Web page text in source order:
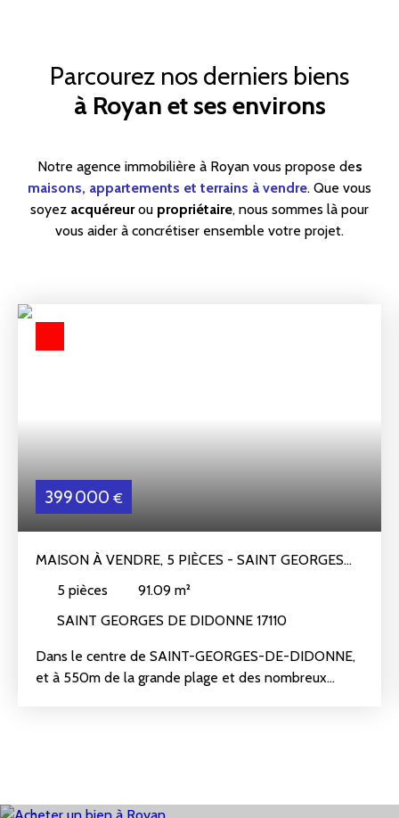
Parcourez nos derniers biens
à Royan et ses environs
Notre agence immobilière à Royan vous propose des
maisons, appartements et terrains à vendre. Que vous
soyez acquéreurou propriétaire, nous sommes là pour
vous aider à concrétiser ensemble votre projet.
399 000 €
MAISON À VENDRE, 5 PIÈCES - SAINT GEORGES
DE DIDONNE 17110
5 pièces 91.09 m²
SAINT GEORGES DE DIDONNE 17110
Dans le centre de SAINT-GEORGES-DE-DIDONNE,
et à 550m de la grande plage et des nombreux
cuisine, chambre 1 avec salle d'eau et wc. A l'étage :